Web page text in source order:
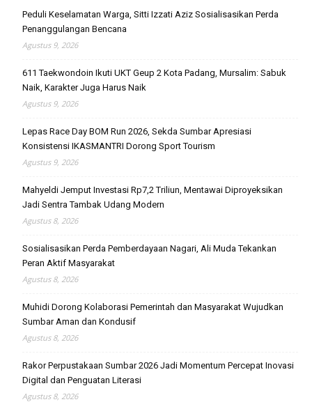
Peduli Keselamatan Warga, Sitti Izzati Aziz Sosialisasikan Perda
Penanggulangan Bencana
Agustus 9, 2026
611 Taekwondoin Ikuti UKT Geup 2 Kota Padang, Mursalim: Sabuk
Naik, Karakter Juga Harus Naik
Agustus 9, 2026
Lepas Race Day BOM Run 2026, Sekda Sumbar Apresiasi
Konsistensi IKASMANTRI Dorong Sport Tourism
Agustus 9, 2026
Mahyeldi Jemput Investasi Rp7,2 Triliun, Mentawai Diproyeksikan
Jadi Sentra Tambak Udang Modern
Agustus 8, 2026
Sosialisasikan Perda Pemberdayaan Nagari, Ali Muda Tekankan
Peran Aktif Masyarakat
Agustus 8, 2026
Muhidi Dorong Kolaborasi Pemerintah dan Masyarakat Wujudkan
Sumbar Aman dan Kondusif
Agustus 8, 2026
Rakor Perpustakaan Sumbar 2026 Jadi Momentum Percepat Inovasi
Digital dan Penguatan Literasi
Agustus 8, 2026